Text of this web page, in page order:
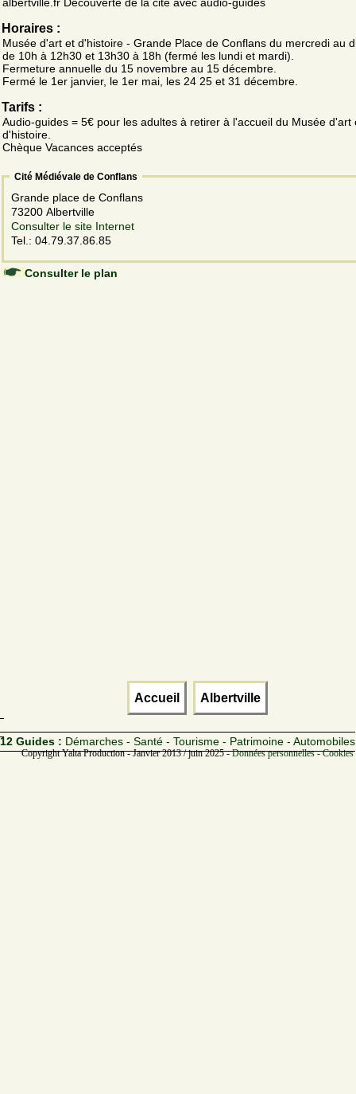
Horaires :
Musée d'art et d'histoire - Grande Place de Conflans du mercredi au
de 10h à 12h30 et 13h30 à 18h (fermé les lundi et mardi).
Fermeture annuelle du 15 novembre au 15 décembre.
Fermé le 1er janvier, le 1er mai, les 24 25 et 31 décembre.
Tarifs :
Audio-guides = 5€ pour les adultes à retirer à l'accueil du Musée d'art
d'histoire.
Chèque Vacances acceptés
Cité Médiévale de Conflans
Grande place de Conflans
73200 Albertville
Consulter le site Internet
Tel.: 04.79.37.86.85
Consulter le plan
Accueil Albertville
12 Guides : Démarches - Santé - Tourisme - Patrimoine - Automobiles
Copyright Yalta Production - Janvier 2013 / juin 2025 -Données personnelles -